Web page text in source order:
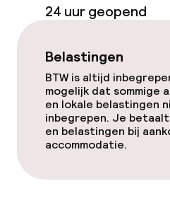
Eet- en drinkdiensten
Ontbijtbuffet
Lunchbuffet
Lunch à la carte
24 uur geopend
Belastingen
BTW is altijd
mogelijk dat sommige
en lokale belastingen
inbegrepen. Je
en belastingen bij
accommodatie.